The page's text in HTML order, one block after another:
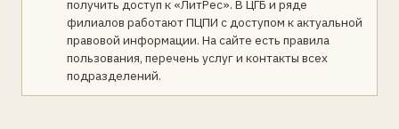
получить доступ к «ЛитРес». В ЦГБ и ряде
филиалов работают ПЦПИ с доступом к актуальной
правовой информации. На сайте есть правила
пользования, перечень услуг и контакты всех
подразделений.